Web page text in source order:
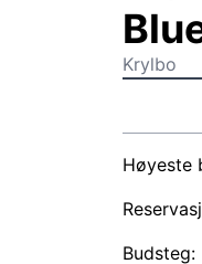
Krylbo
Høyeste
Budsteg: